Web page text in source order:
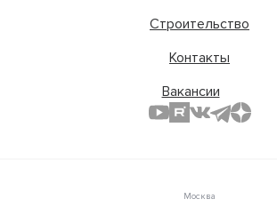
Строительство
Контакты
Вакансии
Москва